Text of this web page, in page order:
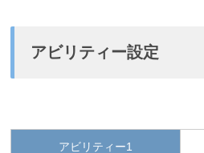
アビリティー設定
アビリティー1